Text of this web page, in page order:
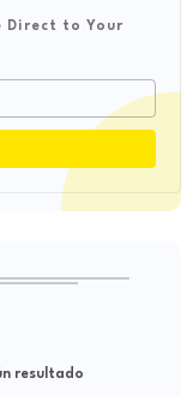
to Your
resultado